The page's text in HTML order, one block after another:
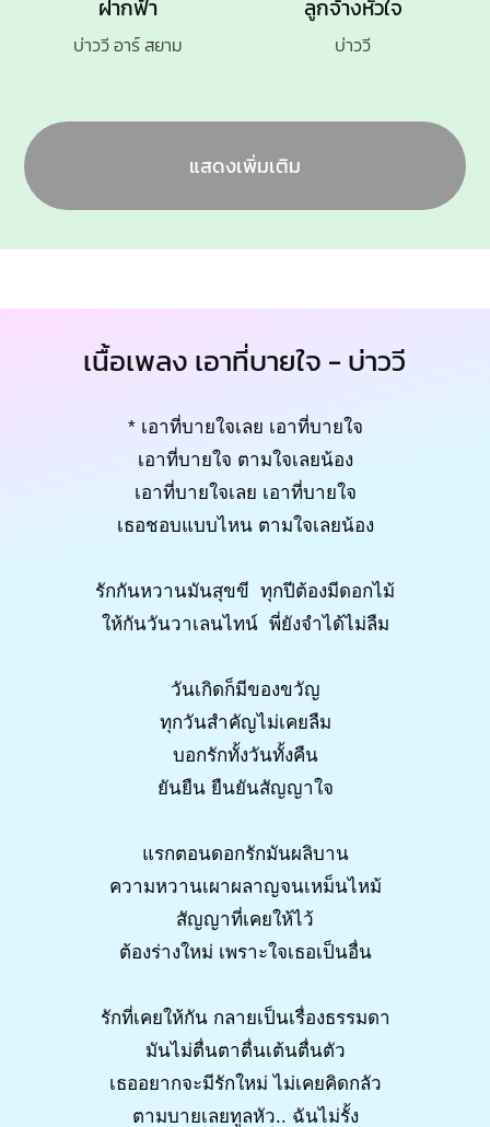
ฝากฟ้า
บ่าววี อาร์ สยาม
ลูกจ้างหัวใจ
บ่าววี
แสดงเพิ่มเติม
เนื้อเพลง เอาที่บายใจ - บ่าววี
* เอาที่บายใจเลย เอาที่บายใจ
เอาที่บายใจ ตามใจเลยน้อง
เอาที่บายใจเลย เอาที่บายใจ
เธอชอบแบบไหน ตามใจเลยน้อง
รักกันหวานมันสุขขี ทุกปีต้องมีดอกไม้
ให้กันวันวาเลนไทน์ พี่ยังจำได้ไม่ลืม
วันเกิดก็มีของขวัญ
ทุกวันสำคัญไม่เคยลืม
บอกรักทั้งวันทั้งคืน
ยันยืน ยืนยันสัญญาใจ
แรกตอนดอกรักมันผลิบาน
ความหวานเผาผลาญจนเหม็นไหม้
สัญญาที่เคยให้ไว้
ต้องร่างใหม่ เพราะใจเธอเป็นอื่น
รักที่เคยให้กัน กลายเป็นเรื่องธรรมดา
มันไม่ตื่นตาตื่นเต้นตื่นตัว
เธออยากจะมีรักใหม่ ไม่เคยคิดกลัว
ตามบายเลยทูลหัว.. ฉันไม่รั้ง